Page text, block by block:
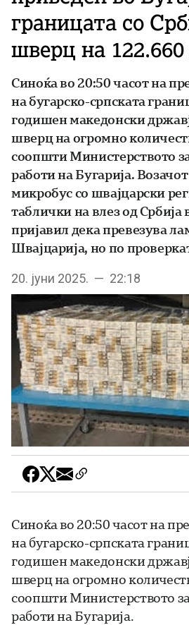
границата со
шверц на
Синоќа во 20:50 часот на
на бугарско-српската
годишен македонски
шверц на огромно
соопшти Министерството
работи на Бугарија.
микробус со швајцарски
таблички на влез од Србија
пријавил дека превезува
Швајцарија, но по
20. јуни 2025. — 22:18
Синоќа во 20:50 часот на
на бугарско-српската
годишен македонски
шверц на огромно
соопшти Министерството
работи на Бугарија.